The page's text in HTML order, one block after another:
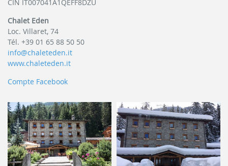
CIN IT007041A1QEFF8DZU
Chalet Eden
Loc. Villaret, 74
Tél. +39 01 65 88 50 50
info@chaleteden.it
www.chaleteden.it
Compte Facebook